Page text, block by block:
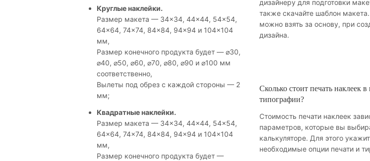
Круглые наклейки.
Размер макета — 34×34, 44×44, 54×54,
64×64, 74×74, 84×84, 94×94 и 104×104
мм,
Размер конечного продукта будет — ⌀30,
⌀40, ⌀50, ⌀60, ⌀70, ⌀80, ⌀90 и ⌀100 мм
соответственно,
Вылеты под обрез с каждой стороны — 2
мм;
Квадратные наклейки.
Размер макета — 34×34, 44×44, 54×54,
64×64, 74×74, 84×84, 94×94 и 104×104
мм,
Размер конечного продукта будет —
дизайнеру для подготовки
также скачайте шаблон макета.
можно взять за основу, при
дизайна.
Сколько стоит печать наклеек
типографии?
Стоимость печати наклеек
параметров, которые вы
калькуляторе. Для этого
необходимые опции печати и